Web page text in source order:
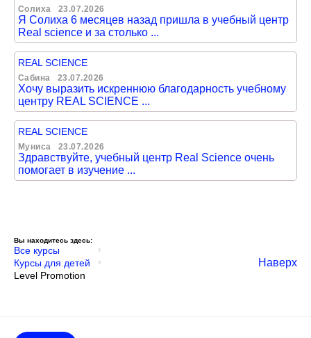
Солиха 23.07.2026
Я Солиха 6 месяцев назад пришла в учебный центр
Real science и за столько ...
REAL SCIENCE
Сабина 23.07.2026
Хочу выразить искреннюю благодарность учебному
центру REAL SCIENCE ...
REAL SCIENCE
Муниса 23.07.2026
Здравствуйте, учебный центр Real Science очень
помогает в изучение ...
Вы находитесь здесь:
Все курсы
Курсы для детей
Level Promotion
Наверх